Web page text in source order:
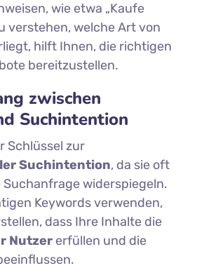
wie etwa „Kaufe
verstehen, welche Art von
hilft Ihnen, die richtigen
bereitzustellen.
zwischen
Suchintention
Schlüssel zur
Suchintention, da sie oft
widerspiegeln.
Keywords verwenden,
dass Ihre Inhalte die
Nutzer erfüllen und die